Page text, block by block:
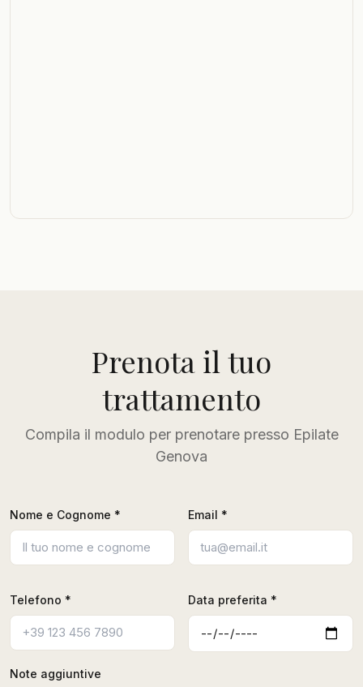
Prenota il tuo
trattamento
Compila il modulo per prenotare presso Epilate
Genova
Nome e Cognome * Email *
Telefono * Data preferita *
Note aggiuntive